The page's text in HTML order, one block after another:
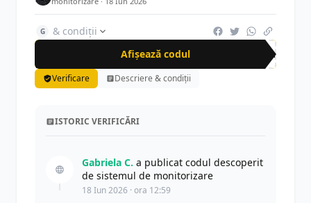
G
& condiții
Afișează codul
NEW
Verificare Descriere & condiții
ISTORIC VERIFICĂRI
Gabriela C. a publicat codul descoperit
de sistemul de monitorizare
18 Iun 2026 · ora 12:59